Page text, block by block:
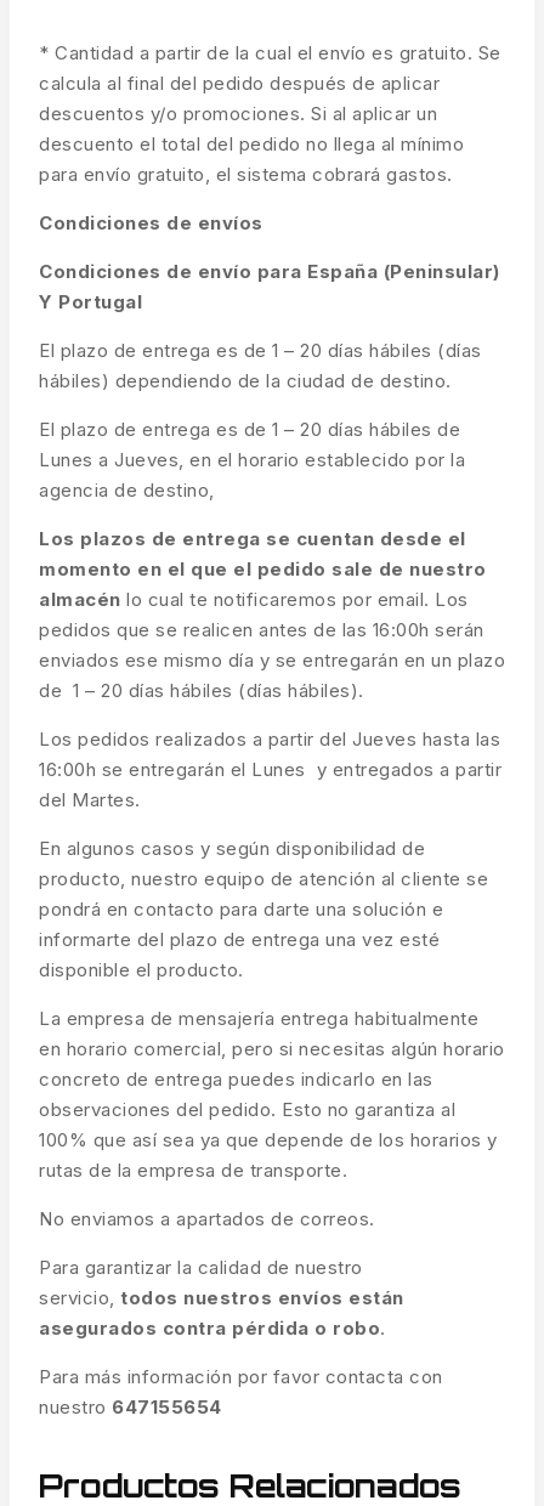
* Cantidad a partir de la cual el envío es gratuito. Se
calcula al final del pedido después de aplicar
descuentos y/o promociones. Si al aplicar un
descuento el total del pedido no llega al mínimo
para envío gratuito, el sistema cobrará gastos.
Condiciones de envíos
Condiciones de envío para España (Peninsular)
Y Portugal
El plazo de entrega es de 1 – 20 días hábiles (días
hábiles) dependiendo de la ciudad de destino.
El plazo de entrega es de 1 – 20 días hábiles de
Lunes a Jueves, en el horario establecido por la
agencia de destino,
Los plazos de entrega se cuentan desde el
momento en el que el pedido sale de nuestro
almacén lo cual te notificaremos por email. Los
pedidos que se realicen antes de las 16:00h serán
enviados ese mismo día y se entregarán en un plazo
de 1 – 20 días hábiles (días hábiles).
Los pedidos realizados a partir del Jueves hasta las
16:00h se entregarán el Lunes y entregados a partir
del Martes.
En algunos casos y según disponibilidad de
producto, nuestro equipo de atención al cliente se
pondrá en contacto para darte una solución e
informarte del plazo de entrega una vez esté
disponible el producto.
La empresa de mensajería entrega habitualmente
en horario comercial, pero si necesitas algún horario
concreto de entrega puedes indicarlo en las
observaciones del pedido. Esto no garantiza al
100% que así sea ya que depende de los horarios y
rutas de la empresa de transporte.
No enviamos a apartados de correos.
Para garantizar la calidad de nuestro
servicio, todos nuestros envíos están
asegurados contra pérdida o robo.
Para más información por favor contacta con
nuestro 647155654
Productos Relacionados